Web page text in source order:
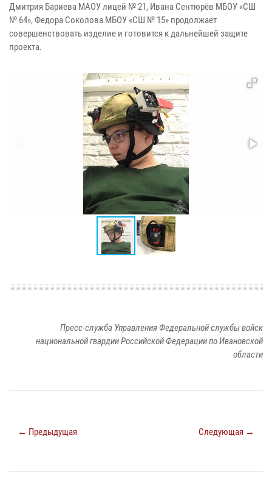
Дмитрия Бариева МАОУ лицей № 21, Ивана Сентюрёв МБОУ «СШ
№ 64», Федора Соколова МБОУ «СШ № 15» продолжает
совершенствовать изделие и готовится к дальнейшей защите
проекта.
Пресс-служба Управления Федеральной службы войск
национальной гвардии Российской Федерации по Ивановской
области
← Предыдущая Следующая →